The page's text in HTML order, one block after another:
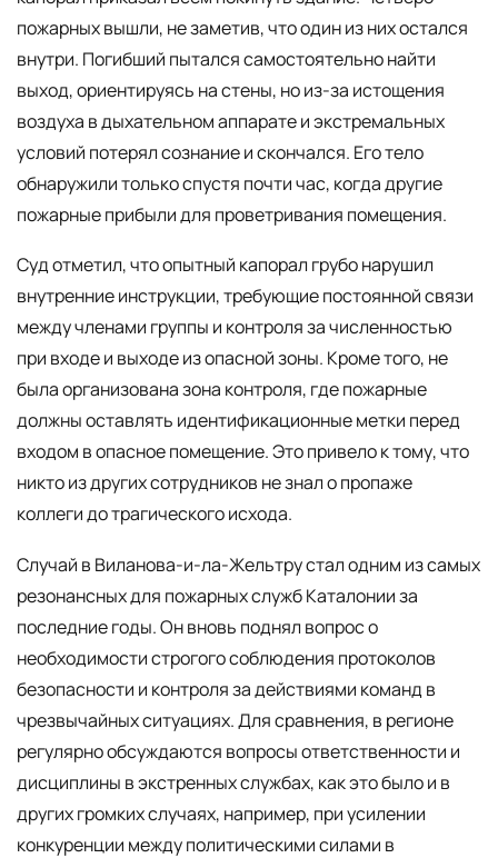
пожарных вышли, не заметив, что один из них остался
внутри. Погибший пытался самостоятельно найти
выход, ориентируясь на стены, но из-за истощения
воздуха в дыхательном аппарате и экстремальных
условий потерял сознание и скончался. Его тело
обнаружили только спустя почти час, когда другие
пожарные прибыли для проветривания помещения.
Суд отметил, что опытный капорал грубо нарушил
внутренние инструкции, требующие постоянной связи
между членами группы и контроля за численностью
при входе и выходе из опасной зоны. Кроме того, не
была организована зона контроля, где пожарные
должны оставлять идентификационные метки перед
входом в опасное помещение. Это привело к тому, что
никто из других сотрудников не знал о пропаже
коллеги до трагического исхода.
Случай в Виланова-и-ла-Жельтру стал одним из самых
резонансных для пожарных служб Каталонии за
последние годы. Он вновь поднял вопрос о
необходимости строгого соблюдения протоколов
безопасности и контроля за действиями команд в
чрезвычайных ситуациях. Для сравнения, в регионе
регулярно обсуждаются вопросы ответственности и
дисциплины в экстренных службах, как это было и в
других громких случаях, например, при усилении
конкуренции между политическими силами в